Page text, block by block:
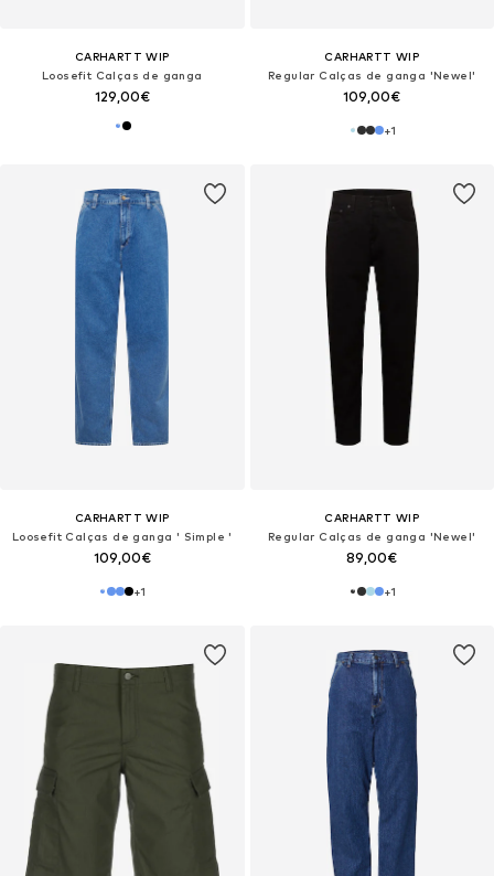
CARHARTT WIP
Loosefit Calças de ganga
129,00€
CARHARTT WIP
Regular Calças de ganga 'Newel'
109,00€
+1
CARHARTT WIP
Loosefit Calças de ganga ' Simple '
109,00€
+1
CARHARTT WIP
Regular Calças de ganga 'Newel'
89,00€
+1